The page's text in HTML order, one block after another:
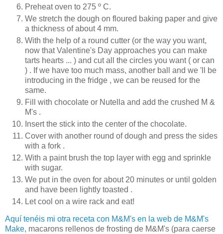
Preheat oven to 275 º C.
We stretch the dough on floured baking paper and give
a thickness of about 4 mm.
With the help of a round cutter (or the way you want,
now that Valentine's Day approaches you can make
tarts hearts ... ) and cut all the circles you want ( or can
) . If we have too much mass, another ball and we 'll be
introducing in the fridge , we can be reused for the
same.
Fill with chocolate or Nutella and add the crushed M &
M's .
Insert the stick into the center of the chocolate.
Cover with another round of dough and press the sides
with a fork .
With a paint brush the top layer with egg and sprinkle
with sugar.
We put in the oven for about 20 minutes or until golden
and have been lightly toasted .
Let cool on a wire rack and eat!
Aquí tenéis mi otra receta con M&M's en la web de M&M's
Make, macarons rellenos de frosting de M&M's (para caerse